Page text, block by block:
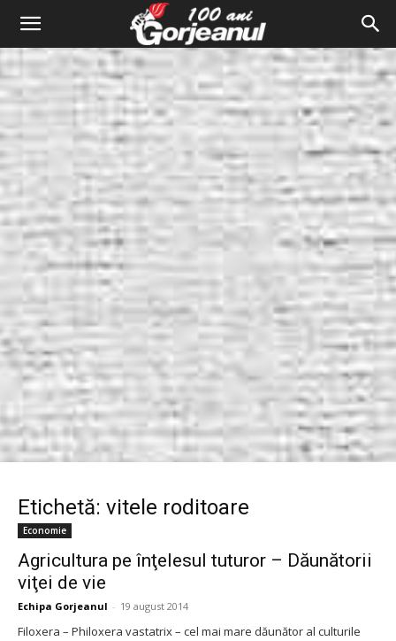
Etichetă: vitele roditoare
Economie
Agricultura pe înţelesul tuturor – Dăunătorii
viţei de vie
Echipa Gorjeanul - 19 august 2014
Filoxera – Philoxera vastatrix – cel mai mare dăunător al culturile